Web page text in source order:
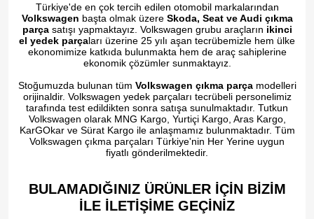
Türkiye'de en çok tercih edilen otomobil markalarından
Volkswagen başta olmak üzere Skoda, Seat ve Audi çıkma
parçasatışı yapmaktayız. Volkswagen grubu araçların ikinci
el yedek parçaları üzerine 25 yılı aşan tecrübemizle hem ülke
ekonomimize katkıda bulunmakta hem de araç sahiplerine
ekonomik çözümler sunmaktayız.
Stoğumuzda bulunan tüm Volkswagen çıkma parçamodelleri
orijinaldir. Volkswagen yedek parçaları tecrübeli personelimiz
tarafında test edildikten sonra satışa sunulmaktadır. Tutkun
Volkswagen olarak MNG Kargo, Yurtiçi Kargo, Aras Kargo,
KarGOkar ve Sürat Kargo ile anlaşmamız bulunmaktadır. Tüm
Volkswagen çıkma parçaları Türkiye'nin Her Yerine uygun
fiyatlı gönderilmektedir.
BULAMADIĞINIZ ÜRÜNLER İÇİN BİZİM
İLE İLETİŞİME GEÇİNİZ​